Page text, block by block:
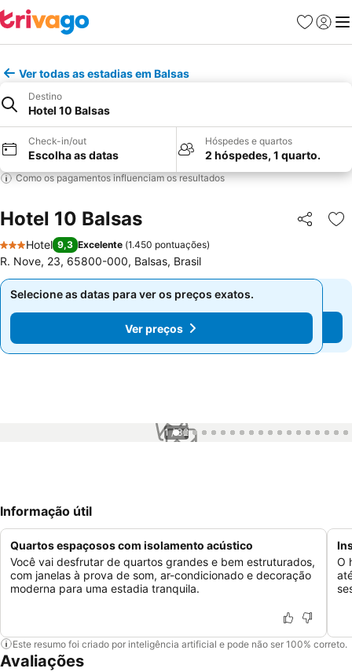
Favoritos
Iniciar
Ver todas as estadias em Balsas
Destino
Hotel 10 Balsas
Check-in/out
Escolha as datas
Hóspedes e quartos
2 hóspedes, 1 quarto.
Como os pagamentos influenciam os resultados
Hotel 10 Balsas Partilhar
3 Estrelas
Hotel 9,3 Excelente (1.450 pontuações)
R. Nove, 23, 65800-000, Balsas, Brasil
Selecione as datas para ver os preços exatos.
Ver preços
Selecione as datas para ver os preços exatos.
Ver preços
1 / 32
Informação útil
Quartos espaçosos com isolamento acústico
Você vai desfrutar de quartos grandes e bem estruturados,
com janelas à prova de som, ar-condicionado e decoração
moderna para uma estadia tranquila.
O
Este resumo foi criado por inteligência artificial e pode não ser 100% correto.
Avaliações